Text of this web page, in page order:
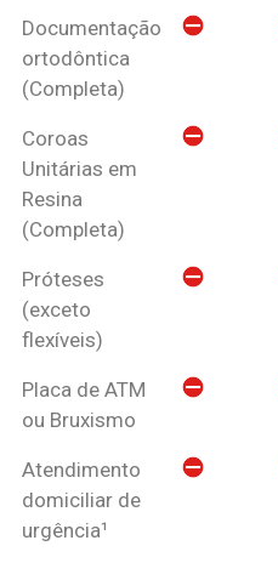
Documentação
ortodôntica
(Completa)
Coroas
Unitárias em
Resina
(Completa)
Próteses
(exceto
flexíveis)
Placa de ATM
ou Bruxismo
Atendimento
domiciliar de
urgência¹